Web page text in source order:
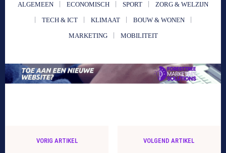
ALGEMEEN ECONOMISCH SPORT ZORG & WELZIJN
TECH & ICT KLIMAAT BOUW & WONEN
MARKETING MOBILITEIT
VORIG ARTIKEL VOLGEND ARTIKEL